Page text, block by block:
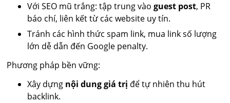
Với SEO mũ trắng: tập trung vàoguest post, PR
báo chí, liên kết từ các website uy tín.
Tránh các hình thức spam link, mua link số lượng
lớn dễ dẫn đến Google penalty.
Phương pháp bền vững:
Xây dựng nội dung giá trị để tự nhiên thu hút
backlink.